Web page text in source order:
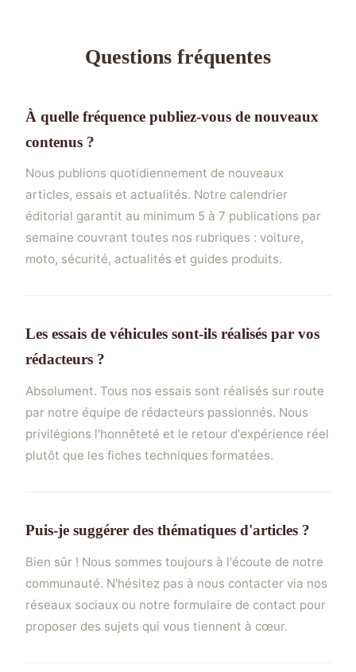
Questions fréquentes
À quelle fréquence publiez-vous de nouveaux
contenus ?
Nous publions quotidiennement de nouveaux
articles, essais et actualités. Notre calendrier
éditorial garantit au minimum 5 à 7 publications par
semaine couvrant toutes nos rubriques : voiture,
moto, sécurité, actualités et guides produits.
Les essais de véhicules sont-ils réalisés par vos
rédacteurs ?
Absolument. Tous nos essais sont réalisés sur route
par notre équipe de rédacteurs passionnés. Nous
privilégions l'honnêteté et le retour d'expérience réel
plutôt que les fiches techniques formatées.
Puis-je suggérer des thématiques d'articles ?
Bien sûr ! Nous sommes toujours à l'écoute de notre
communauté. N'hésitez pas à nous contacter via nos
réseaux sociaux ou notre formulaire de contact pour
proposer des sujets qui vous tiennent à cœur.